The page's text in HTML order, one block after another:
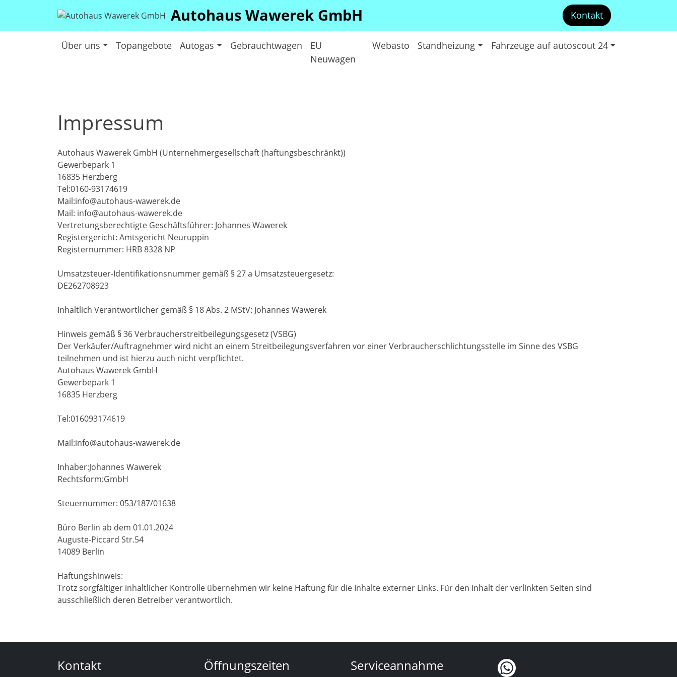
Autohaus Wawerek GmbH Kontakt
Über uns Topangebote Autogas Gebrauchtwagen
EU
Neuwagen
Webasto Standheizung Fahrzeuge auf autoscout 24
Impressum
Autohaus Wawerek GmbH (Unternehmergesellschaft (haftungsbeschränkt))
Gewerbepark 1
16835 Herzberg
Tel:0160-93174619
Mail:info@autohaus-wawerek.de
Mail: info@autohaus-wawerek.de
Vertretungsberechtigte Geschäftsführer: Johannes Wawerek
Registergericht: Amtsgericht Neuruppin
Registernummer: HRB 8328 NP
Umsatzsteuer-Identifikationsnummer gemäß § 27 a Umsatzsteuergesetz:
DE262708923
Inhaltlich Verantwortlicher gemäß § 18 Abs. 2 MStV: Johannes Wawerek
Hinweis gemäß § 36 Verbraucherstreitbeilegungsgesetz (VSBG)
Der Verkäufer/Auftragnehmer wird nicht an einem Streitbeilegungsverfahren vor einer Verbraucherschlichtungsstelle im Sinne des VSBG
teilnehmen und ist hierzu auch nicht verpflichtet.
Autohaus Wawerek GmbH
Gewerbepark 1
16835 Herzberg
Tel:016093174619
Mail:info@autohaus-wawerek.de
Inhaber:Johannes Wawerek
Rechtsform:GmbH
Steuernummer: 053/187/01638
Büro Berlin ab dem 01.01.2024
Auguste-Piccard Str.54
14089 Berlin
Haftungshinweis:
Trotz sorgfältiger inhaltlicher Kontrolle übernehmen wir keine Haftung für die Inhalte externer Links. Für den Inhalt der verlinkten Seiten sind
ausschließlich deren Betreiber verantwortlich.
Kontakt Öffnungszeiten Serviceannahme